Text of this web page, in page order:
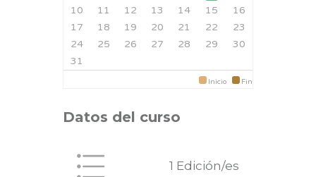
10 11 12 13 14 15
16
17
18 19 20 21 22
23
24
25 26 27 28 29
30
31
Inicio Fin
Datos del curso
1 Edición/es